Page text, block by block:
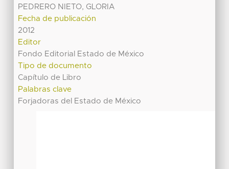
PEDRERO NIETO, GLORIA
Fecha de publicación
2012
Editor
Fondo Editorial Estado de México
Tipo de documento
Capítulo de Libro
Palabras clave
Forjadoras del Estado de México